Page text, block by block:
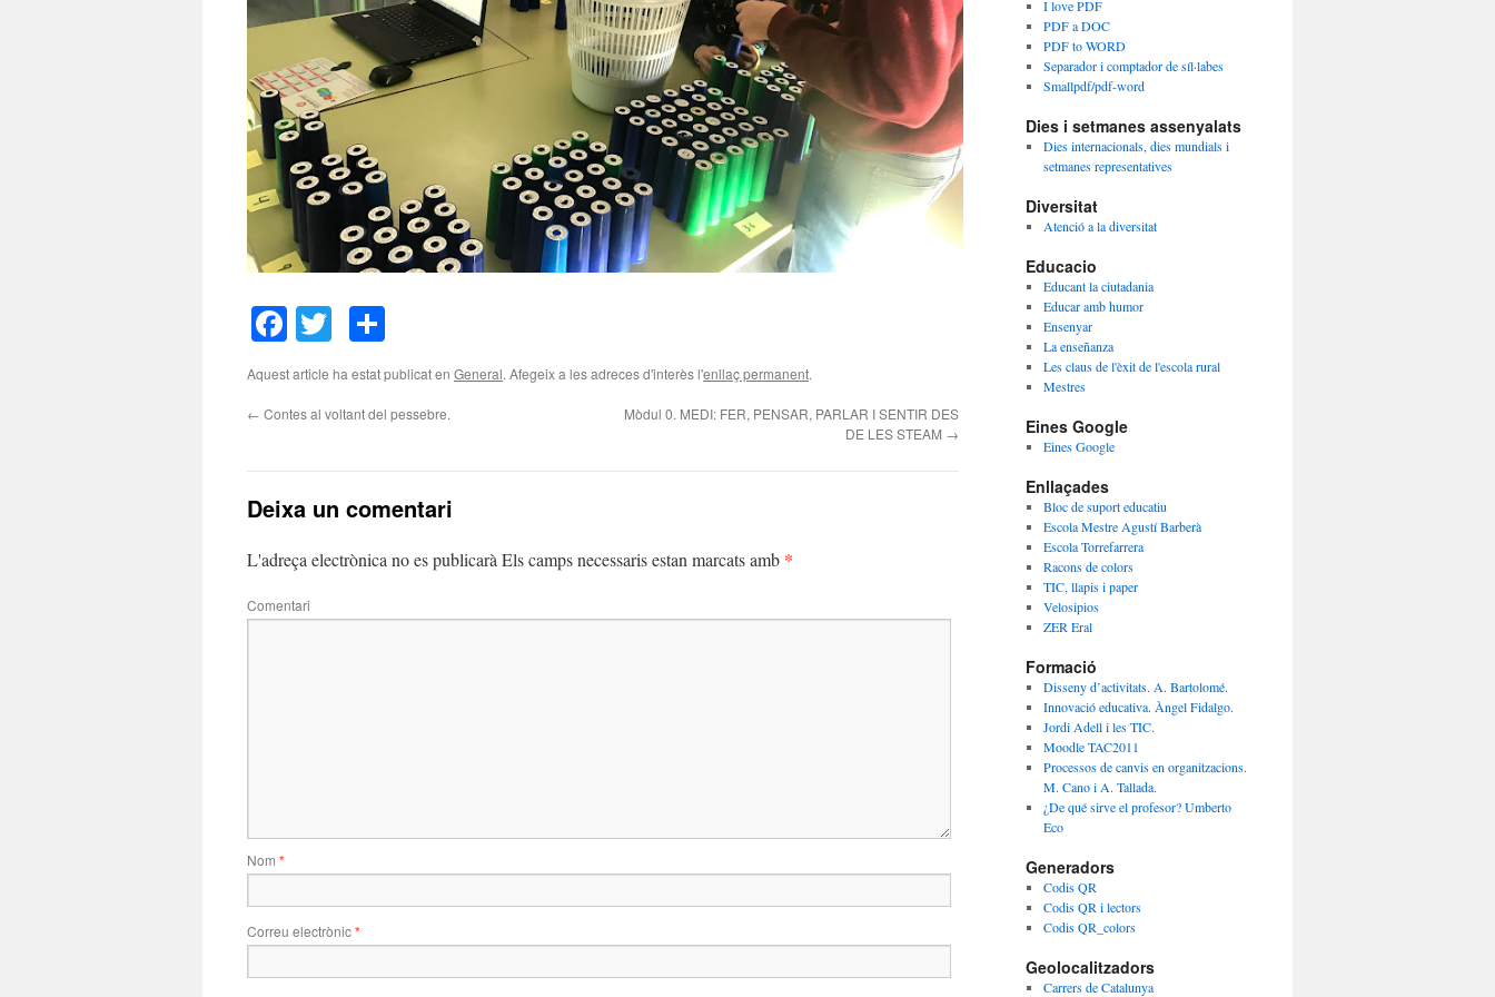
Facebook
Twitter
Aquest article ha estat publicat en General. Afegeix a les adreces d'interès l'enllaç permanent.
← Contes al voltant del pessebre.
Mòdul 0. MEDI: FER, PENSAR, PARLAR I SENTIR DES
DE LES STEAM →
Deixa un comentari
L'adreça electrònica no es publicaràEls camps necessaris estan marcats amb *
Comentari
Nom *
Correu electrònic*
I love PDF
PDF a DOC
PDF to WORD
Separador i comptador de síl·labes
Smallpdf/pdf-word
Dies i setmanes assenyalats
Dies internacionals, dies mundials i
setmanes representatives
Diversitat
Atenció a la diversitat
Educacio
Educant la ciutadania
Educar amb humor
Ensenyar
La enseñanza
Les claus de l'èxit de l'escola rural
Mestres
Eines Google
Eines Google
Enllaçades
Bloc de suport educatiu
Escola Mestre Agustí Barberà
Escola Torrefarrera
Racons de colors
TIC, llapis i paper
Velosipios
ZER Eral
Formació
Disseny d’activitats. A. Bartolomé.
Innovació educativa. Àngel Fidalgo.
Jordi Adell i les TIC.
Moodle TAC2011
Processos de canvis en organitzacions.
M. Cano i A. Tallada.
¿De qué sirve el profesor? Umberto
Eco
Generadors
Codis QR
Codis QR i lectors
Codis QR_colors
Geolocalitzadors
Carrers de Catalunya